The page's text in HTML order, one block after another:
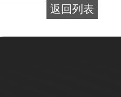
返回列表